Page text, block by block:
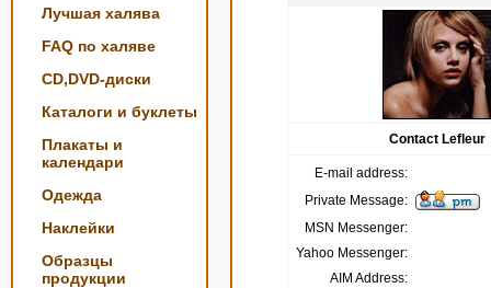
Лучшая халява
FAQ по халяве
CD,DVD-диски
Каталоги и буклеты
Плакаты и
календари
Одежда
Наклейки
Образцы
продукции
Contact Lefleur
E-mail address:
Private Message:
MSN Messenger:
Yahoo Messenger:
AIM Address: